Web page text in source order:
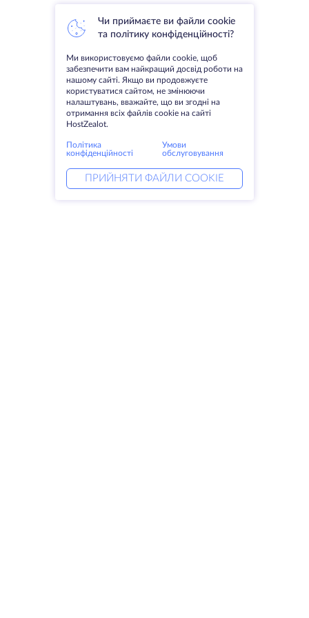
Чи приймаєте ви файли cookie
та політику конфіденційності?
Ми використовуємо файли cookie, щоб
забезпечити вам найкращий досвід роботи на
нашому сайті. Якщо ви продовжуєте
користуватися сайтом, не змінюючи
налаштувань, вважайте, що ви згодні на
отримання всіх файлів cookie на сайті
HostZealot.
Політика
конфіденційності
Умови
обслуговування
ПРИЙНЯТИ ФАЙЛИ COOKIE